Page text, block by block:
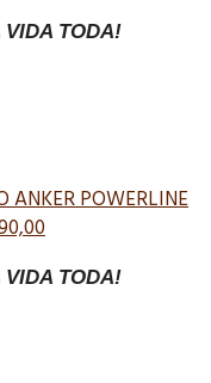
VIDA TODA!
ANKER POWERLINE
VIDA TODA!